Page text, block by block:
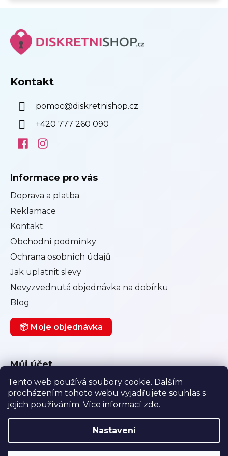
Tento web používá soubory cookie. Dalším
procházením tohoto webu vyjadřujete souhlas s
jejich používáním. Více informací zde.
Nastavení
s
Kontakt
pomoc@diskretnishop.cz
+420 777 260 090
Informace pro vás
Doprava a platba
Reklamace
Kontakt
Obchodní podmínky
Ochrana osobních údajů
Jak uplatnit slevy
Nevyzvednutá objednávka na dobírku
Blog
📦 Moje objednávka
Můj účet
Přihlásit se
Registrace